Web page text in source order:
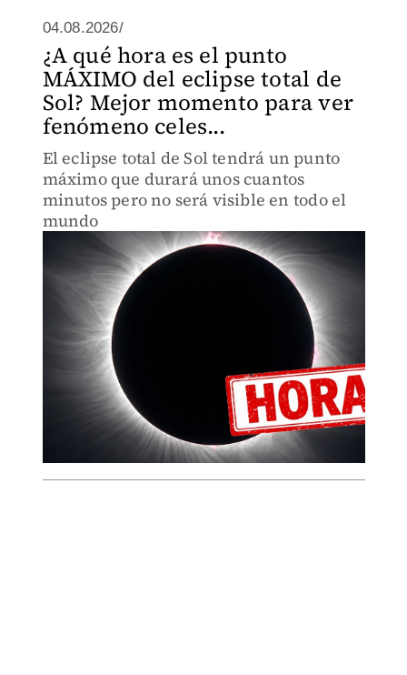
04.08.2026/
¿A qué hora es el punto
MÁXIMO del eclipse total de
Sol? Mejor momento para ver
fenómeno celes...
El eclipse total de Sol tendrá un punto
máximo que durará unos cuantos
minutos pero no será visible en todo el
mundo